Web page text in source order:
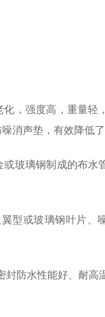
化，强度高，重量轻
消声垫，有效降低了
玻璃钢制成的布水
型或玻璃钢叶片、
防水性能好、耐高